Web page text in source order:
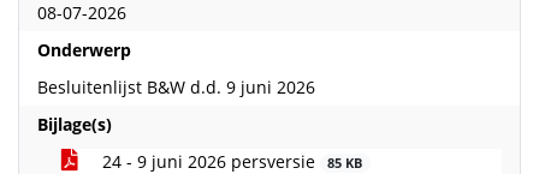
08-07-2026
Onderwerp
Besluitenlijst B&W d.d. 9 juni 2026
Bijlage(s)
24 - 9 juni 2026 persversie
85 KB